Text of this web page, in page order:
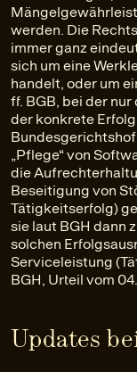
werden. Die
immer ganz
sich um eine
handelt, oder um
ff. BGB, bei der
der konkrete
Bundesgerichtshof
„Pflege“ von
die
Beseitigung von
Tätigkeitserfolg)
sie laut BGH dann
solchen
Serviceleistung
BGH, Urteil vom
Updates